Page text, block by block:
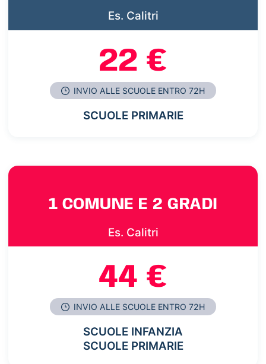
Es. Calitri
22 €
INVIO ALLE SCUOLE ENTRO 72H
SCUOLE PRIMARIE
1 COMUNE E 2 GRADI
Es. Calitri
44 €
INVIO ALLE SCUOLE ENTRO 72H
SCUOLE INFANZIA
SCUOLE PRIMARIE